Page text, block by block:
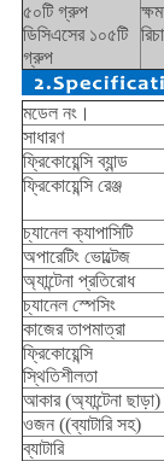
৫০টি গ্রুপ
ডিসিএসের ১০৫টি
গ্রুপ
মডেল নং।
সাধারণ
ফ্রিকোয়েন্সি ব্যান্ড
ফ্রিকোয়েন্সি রেঞ্জ
চ্যানেল ক্যাপাসিটি
অপারেটিং ভোল্টেজ
অ্যান্টেনা প্রতিরোধ
চ্যানেল স্পেসিং
কাজের তাপমাত্রা
ফ্রিকোয়েন্সি
স্থিতিশীলতা
আকার (অ্যান্টেনা ছাড়া)
ওজন ((ব্যাটারি সহ)
ব্যাটারি